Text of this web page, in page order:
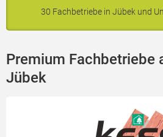
30 Fachbetriebe in Jübek und
Premium Fachbetriebe
Jübek